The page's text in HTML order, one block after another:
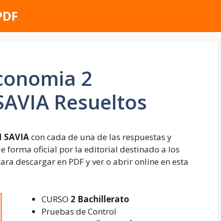
2
Resueltos
con cada de una de las respuestas y
forma oficial por la editorial destinado a los
descargar en PDF y ver o abrir online en esta
CURSO 2 Bachillerato
Pruebas de Control